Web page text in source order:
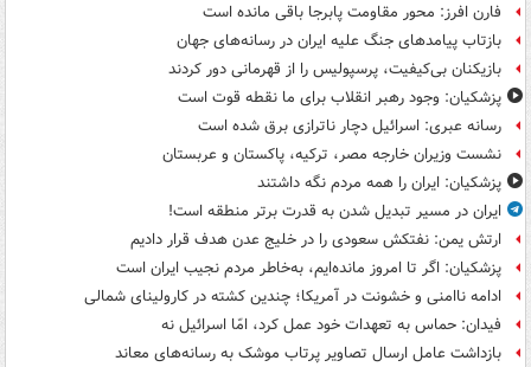
فارن افرز: محور مقاومت پابرجا باقی مانده است
بازتاب پیامدهای جنگ علیه ایران در رسانه‌های جهان
بازیکنان بی‌کیفیت، پرسپولیس را از قهرمانی دور کردند
پزشکیان: وجود رهبر انقلاب برای ما نقطه قوت است
رسانه عبری: اسرائیل دچار ناترازی برق شده است
نشست وزیران خارجه مصر، ترکیه، پاکستان و عربستان
پزشکیان: ایران را همه مردم نگه داشتند
ایران در مسیر تبدیل شدن به قدرت برتر منطقه است!
ارتش یمن: نفتکش سعودی را در خلیج عدن هدف قرار دادیم
پزشکیان: اگر تا امروز مانده‌ایم، به‌خاطر مردم نجیب ایران است
ادامه ناامنی و خشونت در آمریکا؛ چندین کشته در کارولینای شمالی
فیدان: حماس به تعهدات خود عمل کرد، امّا اسرائیل نه
بازداشت عامل ارسال تصاویر پرتاب موشک به رسانه‌های معاند